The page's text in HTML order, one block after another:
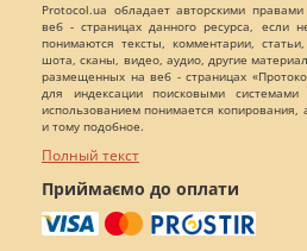
Protocol.ua обладает авторскими
веб - страницах данного ресурса, если
понимаются тексты, комментарии,
шота, сканы, видео, аудио, другие
размещенных на веб - страницах
для индексации поисковыми
использованием понимается копирования,
и тому подобное.
Полный текст
Приймаємо до оплати